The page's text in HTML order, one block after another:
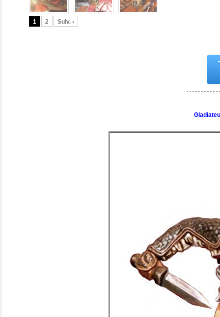
1 2 Suiv. ›